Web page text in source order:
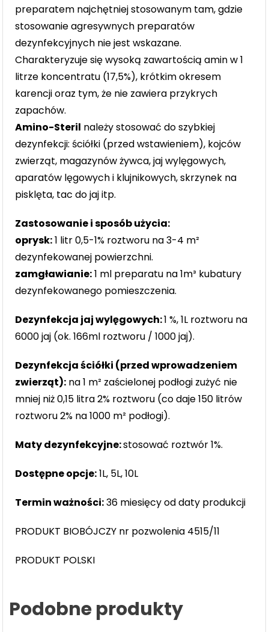
preparatem najchętniej stosowanym tam, gdzie
stosowanie agresywnych preparatów
dezynfekcyjnych nie jest wskazane.
Charakteryzuje się wysoką zawartością amin w 1
litrze koncentratu (17,5%), krótkim okresem
karencji oraz tym, że nie zawiera przykrych
zapachów.
Amino-Steril należy stosować do szybkiej
dezynfekcji: ściółki (przed wstawieniem), kojców
zwierząt, magazynów żywca, jaj wylęgowych,
aparatów lęgowych i klujnikowych, skrzynek na
pisklęta, tac do jaj itp.
Zastosowanie i sposób użycia:
oprysk:1 litr 0,5-1% roztworu na 3-4 m²
dezynfekowanej powierzchni.
zamgławianie:1 ml preparatu na 1m³ kubatury
dezynfekowanego pomieszczenia.
Dezynfekcja jaj wylęgowych:1 %, 1L roztworu na
6000 jaj (ok. 166ml roztworu / 1000 jaj).
Dezynfekcja ściółki (przed wprowadzeniem
zwierząt): na 1 m² zaścielonej podłogi zużyć nie
mniej niż 0,15 litra 2% roztworu (co daje 150 litrów
roztworu 2% na 1000 m² podłogi).
Maty dezynfekcyjne:stosować roztwór 1%.
Dostępne opcje:1L, 5L, 10L
Termin ważności:36 miesięcy od daty produkcji
PRODUKT BIOBÓJCZY nr pozwolenia 4515/11
PRODUKT POLSKI
Podobne produkty